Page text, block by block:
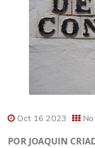
Oct 16 2023
POR JOAQUIN